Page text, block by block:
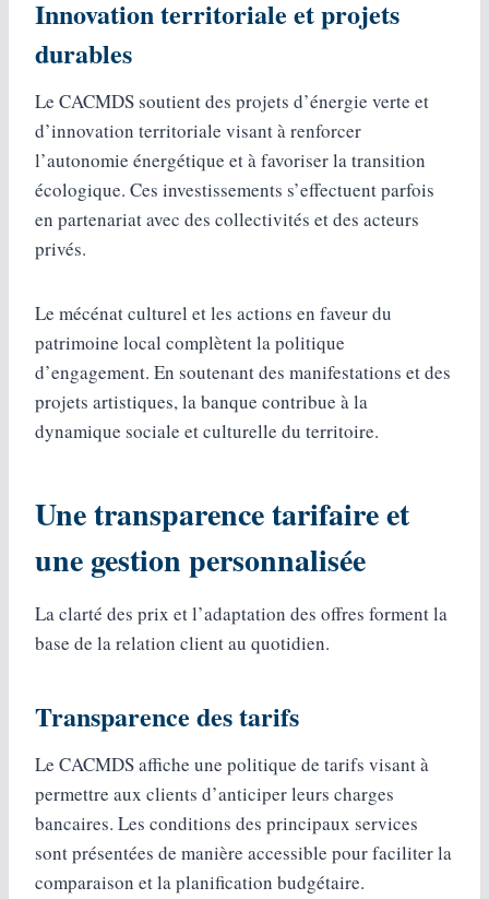
Innovation territoriale et projets
durables
Le CACMDS soutient des projets d’énergie verte et
d’innovation territoriale visant à renforcer
l’autonomie énergétique et à favoriser la transition
écologique. Ces investissements s’effectuent parfois
en partenariat avec des collectivités et des acteurs
privés.
Le mécénat culturel et les actions en faveur du
patrimoine local complètent la politique
d’engagement. En soutenant des manifestations et des
projets artistiques, la banque contribue à la
dynamique sociale et culturelle du territoire.
Une transparence tarifaire et
une gestion personnalisée
La clarté des prix et l’adaptation des offres forment la
base de la relation client au quotidien.
Transparence des tarifs
Le CACMDS affiche une politique de tarifs visant à
permettre aux clients d’anticiper leurs charges
bancaires. Les conditions des principaux services
sont présentées de manière accessible pour faciliter la
comparaison et la planification budgétaire.